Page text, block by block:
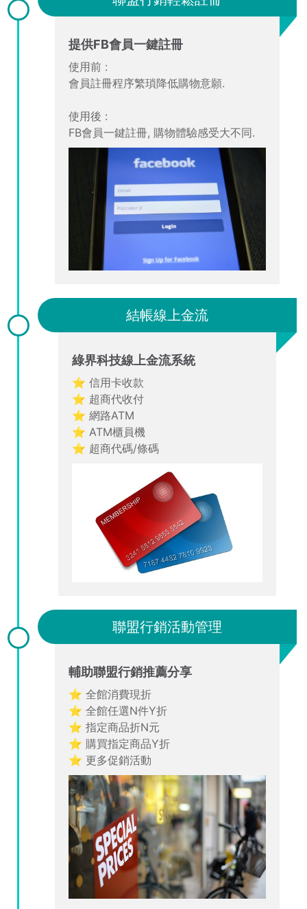
提供FB會員一鍵註冊
使用前 :
會員註冊程序繁瑣降低購物意願.
使用後 :
FB會員一鍵註冊, 購物體驗感受大不同.
結帳線上金流
綠界科技線上金流系統
⭐ 信用卡收款
⭐ 超商代收付
⭐ 網路ATM
⭐ ATM櫃員機
⭐ 超商代碼/條碼
聯盟行銷活動管理
輔助聯盟行銷推薦分享
⭐ 全館消費現折
⭐ 全館任選N件Y折
⭐ 指定商品折N元
⭐ 購買指定商品Y折
⭐ 更多促銷活動